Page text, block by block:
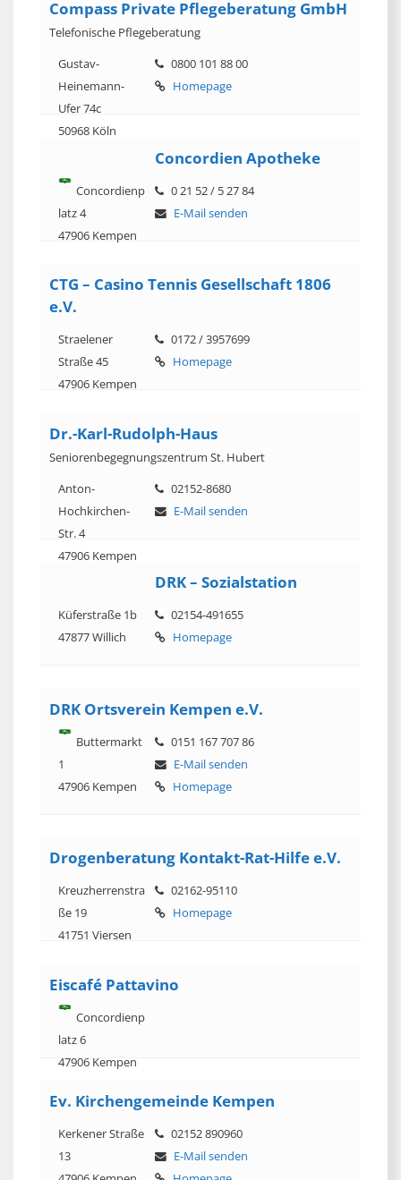
Compass Private Pflegeberatung GmbH
Telefonische Pflegeberatung
Gustav-
Heinemann-
Ufer 74c
50968 Köln
0800 101 88 00
Homepage
Concordien Apotheke
Concordienp
latz 4
47906 Kempen
0 21 52 / 5 27 84
E-Mail senden
CTG – Casino Tennis Gesellschaft 1806
e.V.
Straelener
Straße 45
47906 Kempen
0172 / 3957699
Homepage
Dr.-Karl-Rudolph-Haus
Seniorenbegegnungszentrum St. Hubert
Anton-
Hochkirchen-
Str. 4
47906 Kempen
02152-8680
E-Mail senden
DRK – Sozialstation
Küferstraße 1b
47877 Willich
02154-491655
Homepage
DRK Ortsverein Kempen e.V.
Buttermarkt
1
47906 Kempen
0151 167 707 86
E-Mail senden
Homepage
Drogenberatung Kontakt-Rat-Hilfe e.V.
Kreuzherrenstra
ße 19
41751 Viersen
02162-95110
Homepage
Eiscafé Pattavino
Concordienp
latz 6
47906 Kempen
Ev. Kirchengemeinde Kempen
Kerkener Straße
13
02152 890960
E-Mail senden